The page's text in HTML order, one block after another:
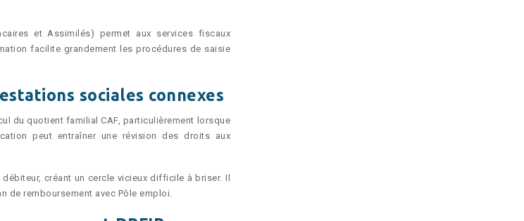
et Assimilés) permet aux services fiscaux
facilite grandement les procédures de saisie
sociales connexes
du quotient familial CAF, particulièrement lorsque
peut entraîner une révision des droits aux
créant un cercle vicieux difficile à briser. Il
de remboursement avec Pôle emploi.